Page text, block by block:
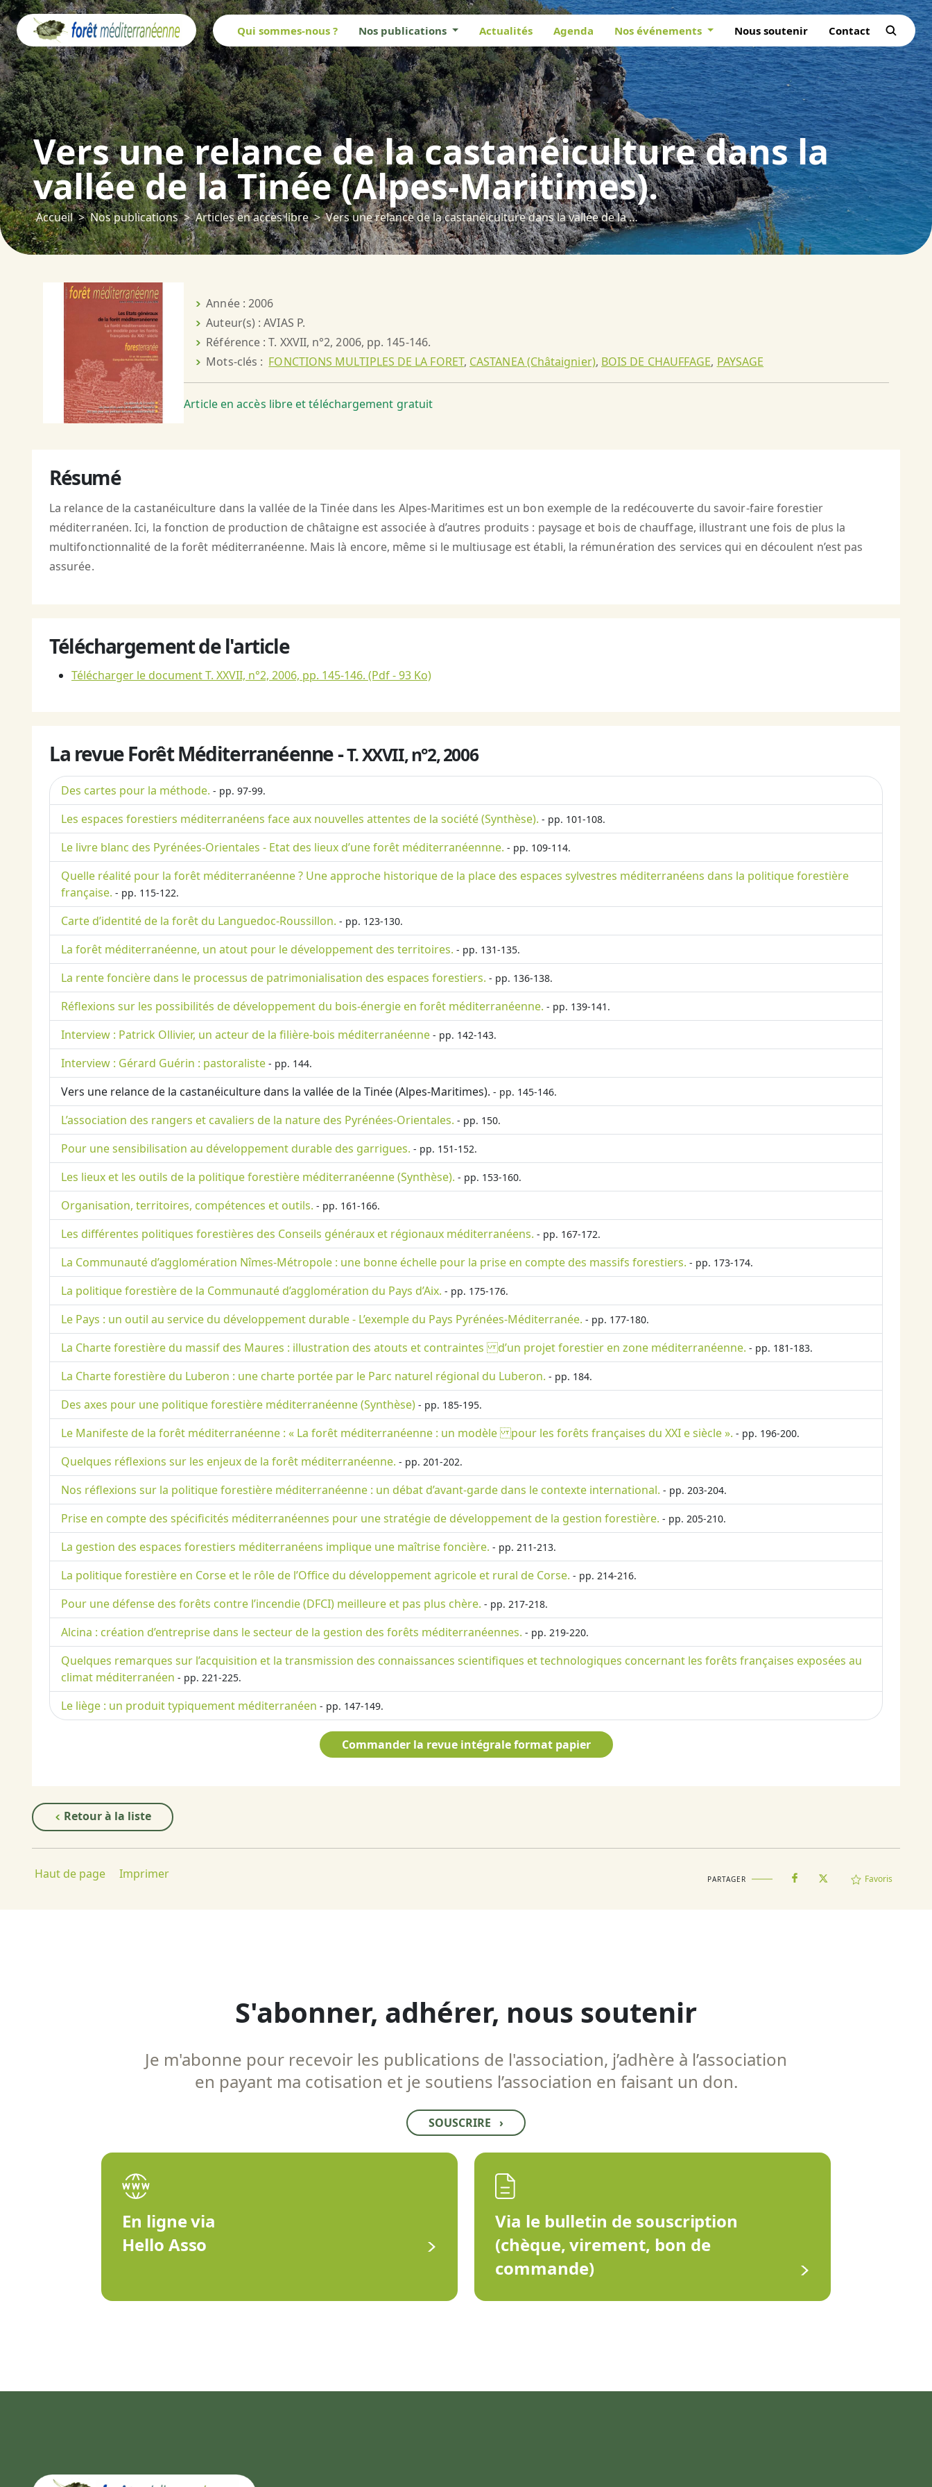
Qui sommes-nous ? Nos publications Actualités Agenda Nos événements Nous soutenir Contact
Vers une relance de la castanéiculture dans la
vallée de la Tinée (Alpes-Maritimes).
Accueil Nos publications Articles en accès libre Vers une relance de la castanéiculture dans la vallée de la Tinée (Alpes-Maritimes).
Année : 2006
Auteur(s) : AVIAS P.
Référence : T. XXVII, n°2, 2006, pp. 145-146.
Mots-clés : FONCTIONS MULTIPLES DE LA FORET, CASTANEA (Châtaignier), BOIS DE CHAUFFAGE, PAYSAGE
Article en accès libre et téléchargement gratuit
Résumé
La relance de la castanéiculture dans la vallée de la Tinée dans les Alpes-Maritimes est un bon exemple de la redécouverte du savoir-faire forestier
méditerranéen. Ici, la fonction de production de châtaigne est associée à d’autres produits : paysage et bois de chauffage, illustrant une fois de plus la
multifonctionnalité de la forêt méditerranéenne. Mais là encore, même si le multiusage est établi, la rémunération des services qui en découlent n’est pas
assurée.
Téléchargement de l'article
Télécharger le document T. XXVII, n°2, 2006, pp. 145-146. (Pdf - 93 Ko)
La revue Forêt Méditerranéenne -T. XXVII, n°2, 2006
Des cartes pour la méthode. - pp. 97-99.
Les espaces forestiers méditerranéens face aux nouvelles attentes de la société (Synthèse). - pp. 101-108.
Le livre blanc des Pyrénées-Orientales - Etat des lieux d’une forêt méditerranéennne. - pp. 109-114.
Quelle réalité pour la forêt méditerranéenne ? Une approche historique de la place des espaces sylvestres méditerranéens dans la politique forestière
française. - pp. 115-122.
Carte d’identité de la forêt du Languedoc-Roussillon. - pp. 123-130.
La forêt méditerranéenne, un atout pour le développement des territoires. - pp. 131-135.
La rente foncière dans le processus de patrimonialisation des espaces forestiers. - pp. 136-138.
Réflexions sur les possibilités de développement du bois-énergie en forêt méditerranéenne. - pp. 139-141.
Interview : Patrick Ollivier, un acteur de la filière-bois méditerranéenne - pp. 142-143.
Interview : Gérard Guérin : pastoraliste - pp. 144.
Vers une relance de la castanéiculture dans la vallée de la Tinée (Alpes-Maritimes). - pp. 145-146.
L’association des rangers et cavaliers de la nature des Pyrénées-Orientales. - pp. 150.
Pour une sensibilisation au développement durable des garrigues. - pp. 151-152.
Les lieux et les outils de la politique forestière méditerranéenne (Synthèse). - pp. 153-160.
Organisation, territoires, compétences et outils. - pp. 161-166.
Les différentes politiques forestières des Conseils généraux et régionaux méditerranéens. - pp. 167-172.
La Communauté d’agglomération Nîmes-Métropole : une bonne échelle pour la prise en compte des massifs forestiers. - pp. 173-174.
La politique forestière de la Communauté d’agglomération du Pays d’Aix. - pp. 175-176.
Le Pays : un outil au service du développement durable - L’exemple du Pays Pyrénées-Méditerranée. - pp. 177-180.
La Charte forestière du massif des Maures : illustration des atouts et contraintes d’un projet forestier en zone méditerranéenne. - pp. 181-183.
La Charte forestière du Luberon : une charte portée par le Parc naturel régional du Luberon. - pp. 184.
Des axes pour une politique forestière méditerranéenne (Synthèse) - pp. 185-195.
Le Manifeste de la forêt méditerranéenne : « La forêt méditerranéenne : un modèle pour les forêts françaises du XXI e siècle ». - pp. 196-200.
Quelques réflexions sur les enjeux de la forêt méditerranéenne. - pp. 201-202.
Nos réflexions sur la politique forestière méditerranéenne : un débat d’avant-garde dans le contexte international. - pp. 203-204.
Prise en compte des spécificités méditerranéennes pour une stratégie de développement de la gestion forestière. - pp. 205-210.
La gestion des espaces forestiers méditerranéens implique une maîtrise foncière. - pp. 211-213.
La politique forestière en Corse et le rôle de l’Office du développement agricole et rural de Corse. - pp. 214-216.
Pour une défense des forêts contre l’incendie (DFCI) meilleure et pas plus chère. - pp. 217-218.
Alcina : création d’entreprise dans le secteur de la gestion des forêts méditerranéennes. - pp. 219-220.
Quelques remarques sur l’acquisition et la transmission des connaissances scientifiques et technologiques concernant les forêts françaises exposées au
climat méditerranéen - pp. 221-225.
Le liège : un produit typiquement méditerranéen - pp. 147-149.
Commander la revue intégrale format papier
Retour à la liste
Haut de page Imprimer PARTAGER Favoris
S'abonner, adhérer, nous soutenir
Je m'abonne pour recevoir les publications de l'association, j’adhère à l’association
en payant ma cotisation et je soutiens l’association en faisant un don.
SOUSCRIRE ›
En ligne via
Hello Asso
Via le bulletin de souscription
(chèque, virement, bon de
commande)
Panneau de gestion des cookies